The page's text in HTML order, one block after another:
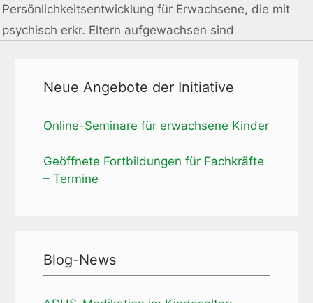
Persönlichkeitsentwicklung für Erwachsene, die mit
psychisch erkr. Eltern aufgewachsen sind
Neue Angebote der Initiative
Online-Seminare für erwachsene Kinder
Geöffnete Fortbildungen für Fachkräfte
– Termine
Blog-News